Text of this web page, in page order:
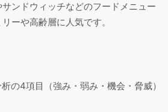
ンドウィッチなどのフードメニュー
ーや高齢層に人気です。
の4項目（強み・弱み・機会・脅威）